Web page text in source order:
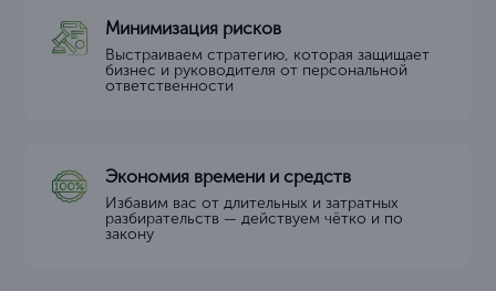
Минимизация рисков
Выстраиваем стратегию, которая защищает
бизнес и руководителя от персональной
ответственности
Экономия времени и средств
Избавим вас от длительных и затратных
разбирательств — действуем чётко и по
закону